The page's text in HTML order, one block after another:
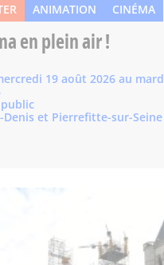
ANIMATION CINÉMA
en plein air !
19 août 2026 au
Denis et Pierrefitte-sur-Seine